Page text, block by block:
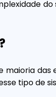
das
tipo de